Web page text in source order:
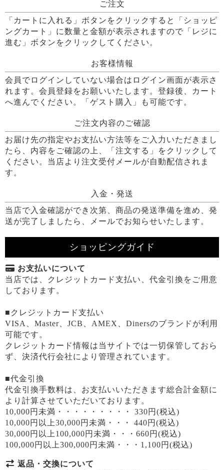
ご注文
「カートに入れる」ボタンをクリックすると「ショッピ
ングカート」に数量と金額が表示されますので「レジに
進む」ボタンをクリックしてください。
お客様情報
会員でログインしていない場合はログイン画面が表示さ
れます。会員登録をお願いいたします。登録後、カート
へ進んでください。「ゲスト購入」も可能です。
ご注文内容のご確認
お届け先の指定やお支払い方法等をご入力いただきまし
たら、内容をご確認の上、「注文する」をクリックして
ください。当店より注文受付メールが自動配信されま
す。
入金・発送
当店で入金確認ができ次第、商品の発送準備を進め、発
送が完了しましたら、メールでお知らせいたします。
ショッピングガイド
お支払いについて
当店では、クレジットカード支払い、代金引換をご用意
しております。
■クレジットカード支払い
VISA、Master、JCB、AMEX、Dinersのブランドが利用
可能です。
クレジットカード情報は当サイトでは一切保管しておら
ず、決済代行会社により管理されています。
■代金引換
代金引換手数料は、お支払いいただきます総合計金額に
より計算させていただいております。
10,000円未満・・・・・・・・・ 330円(税込)
10,000円以上30,000円未満・・・ 440円(税込)
30,000円以上100,000円未満・・・660円(税込)
100,000円以上300,000円未満・・・1,100円(税込)
返品・交換について